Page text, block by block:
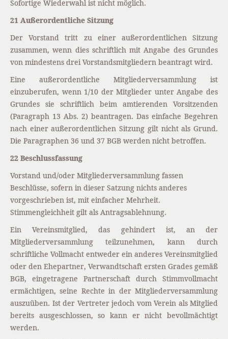
Sofortige Wiederwahl ist nicht möglich.
21 Außerordentliche Sitzung
Der Vorstand tritt zu einer außerordentlichen Sitzung
zusammen, wenn dies schriftlich mit Angabe des Grundes
von mindestens drei Vorstandsmitgliedern beantragt wird.
Eine außerordentliche Mitgliederversammlung ist
einzuberufen, wenn 1/10 der Mitglieder unter Angabe des
Grundes sie schriftlich beim amtierenden Vorsitzenden
(Paragraph 13 Abs. 2) beantragen. Das einfache Begehren
nach einer außerordentlichen Sitzung gilt nicht als Grund.
Die Paragraphen 36 und 37 BGB werden nicht betroffen.
22 Beschlussfassung
Vorstand und/oder Mitgliederversammlung fassen
Beschlüsse, sofern in dieser Satzung nichts anderes
vorgeschrieben ist, mit einfacher Mehrheit.
Stimmengleichheit gilt als Antragsablehnung.
Ein Vereinsmitglied, das gehindert ist, an der
Mitgliederversammlung teilzunehmen, kann durch
schriftliche Vollmacht entweder ein anderes Vereinsmitglied
oder den Ehepartner, Verwandtschaft ersten Grades gemäß
BGB, eingetragene Partnerschaft durch Stimmvollmacht
ermächtigen, seine Rechte in der Mitgliederversammlung
auszuüben. Ist der Vertreter jedoch vom Verein als Mitglied
bereits ausgeschlossen, so kann er nicht bevollmächtigt
werden.